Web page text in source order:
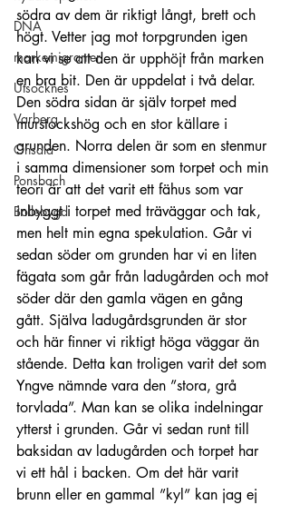
DNA
markemigranter
Utsocknes
Varberg
Onsala
Ponsbach
Bollebygd
södra av dem är riktigt långt, brett och
högt. Vetter jag mot torpgrunden igen
kan vi se att den är upphöjt från marken
en bra bit. Den är uppdelat i två delar.
Den södra sidan är själv torpet med
murstockshög och en stor källare i
grunden. Norra delen är som en stenmur
i samma dimensioner som torpet och min
teori är att det varit ett fähus som var
inbyggt i torpet med träväggar och tak,
men helt min egna spekulation. Går vi
sedan söder om grunden har vi en liten
fägata som går från ladugården och mot
söder där den gamla vägen en gång
gått. Själva ladugårdsgrunden är stor
och här finner vi riktigt höga väggar än
stående. Detta kan troligen varit det som
Yngve nämnde vara den ”stora, grå
torvlada”. Man kan se olika indelningar
ytterst i grunden. Går vi sedan runt till
baksidan av ladugården och torpet har
vi ett hål i backen. Om det här varit
brunn eller en gammal ”kyl” kan jag ej